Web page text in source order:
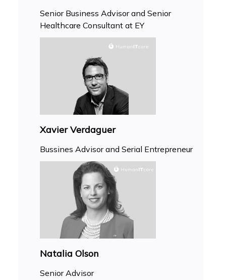
Senior Business Advisor and Senior
Healthcare Consultant at EY
Xavier Verdaguer
Bussines Advisor and Serial Entrepreneur
Natalia Olson
Senior Advisor